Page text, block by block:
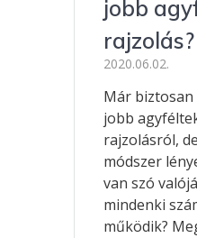
jobb
rajzolás?
2020.06.02.
Már
jobb
rajzolásról,
módszer
van szó
mindenki
működik?